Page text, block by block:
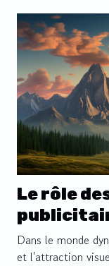
Le rôle
Dans le monde
et l'attraction